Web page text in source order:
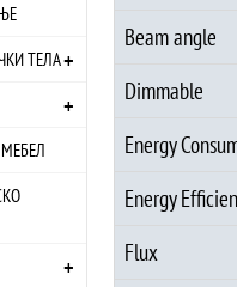
ТЕЛА+
+
+
Beam angle
Dimmable
Energy
Energy
Flux